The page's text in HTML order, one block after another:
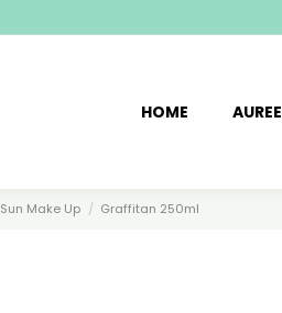
HOME AUREE
Sun Make Up Graffitan 250ml